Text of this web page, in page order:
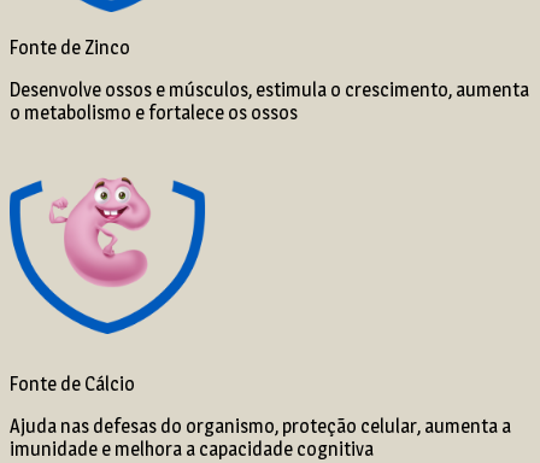
Fonte de Zinco
Desenvolve ossos e músculos, estimula o crescimento, aumenta
o metabolismo e fortalece os ossos
Fonte de Cálcio
Ajuda nas defesas do organismo, proteção celular, aumenta a
imunidade e melhora a capacidade cognitiva